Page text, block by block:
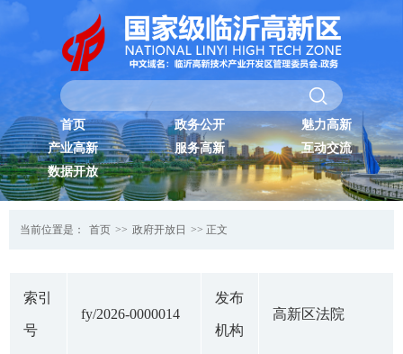
首页 政务公开
魅力高新
产业高新
服务高新
互动交流
数据开放
当前位置是： 首页 >> 政府开放日 >> 正文
索引
号
fy/2026-0000014
发布
机构
高新区法院